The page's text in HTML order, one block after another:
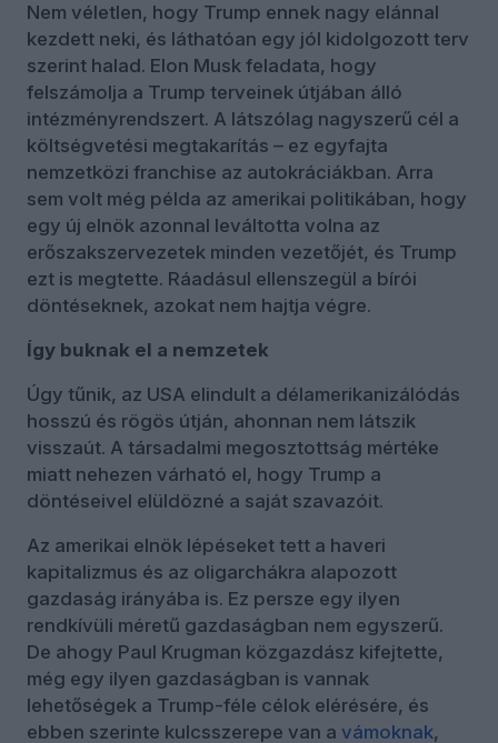
Nem véletlen, hogy Trump ennek nagy elánnal
kezdett neki, és láthatóan egy jól kidolgozott terv
szerint halad. Elon Musk feladata, hogy
felszámolja a Trump terveinek útjában álló
intézményrendszert. A látszólag nagyszerű cél a
költségvetési megtakarítás – ez egyfajta
nemzetközi franchise az autokráciákban. Arra
sem volt még példa az amerikai politikában, hogy
egy új elnök azonnal leváltotta volna az
erőszakszervezetek minden vezetőjét, és Trump
ezt is megtette. Ráadásul ellenszegül a bírói
döntéseknek, azokat nem hajtja végre.
Így buknak el a nemzetek
Úgy tűnik, az USA elindult a délamerikanizálódás
hosszú és rögös útján, ahonnan nem látszik
visszaút. A társadalmi megosztottság mértéke
miatt nehezen várható el, hogy Trump a
döntéseivel elüldözné a saját szavazóit.
Az amerikai elnök lépéseket tett a haveri
kapitalizmus és az oligarchákra alapozott
gazdaság irányába is. Ez persze egy ilyen
rendkívüli méretű gazdaságban nem egyszerű.
De ahogy Paul Krugman közgazdász kifejtette,
még egy ilyen gazdaságban is vannak
lehetőségek a Trump-féle célok elérésére, és
ebben szerinte kulcsszerepe van a vámoknak,